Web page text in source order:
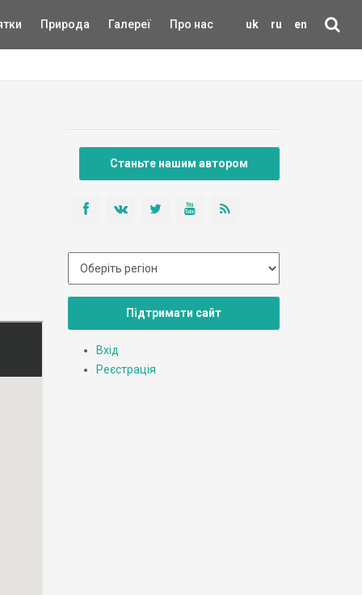
uk ru en
Природа Галереї Про нас
Станьте нашим автором
Підтримати сайт
Вхід
Реєстрація